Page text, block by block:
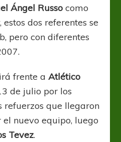
Ángel Russo como
dos referentes se
pero con diferentes
frente aAtlético
de julio por los
refuerzos que llegaron
nuevo equipo, luego
Tevez.